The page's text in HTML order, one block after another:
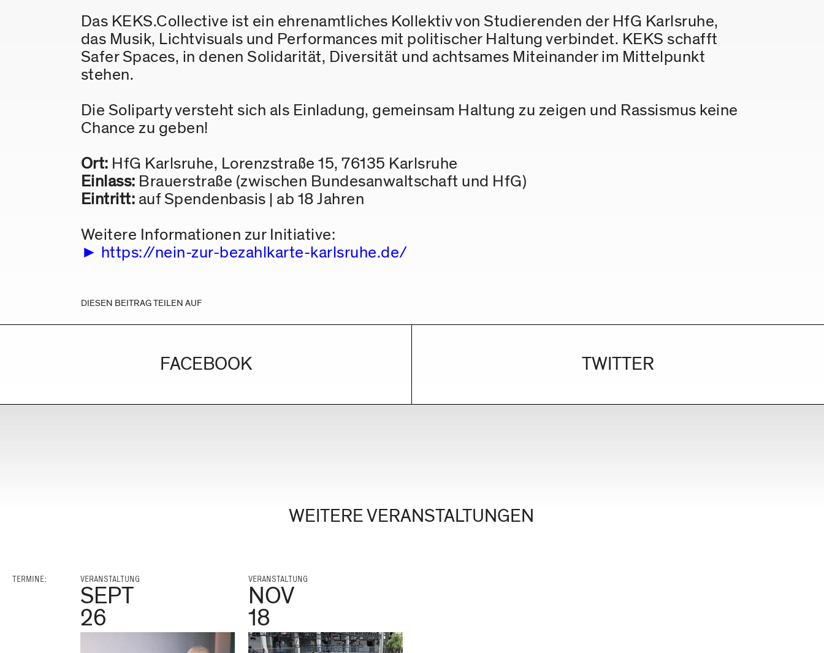
Das KEKS.Collective ist ein ehrenamtliches Kollektiv von Studierenden der HfG Karlsruhe,
das Musik, Lichtvisuals und Performances mit politischer Haltung verbindet. KEKS schafft
Safer Spaces, in denen Solidarität, Diversität und achtsames Miteinander im Mittelpunkt
stehen.
Die Soliparty versteht sich als Einladung, gemeinsam Haltung zu zeigen und Rassismus keine
Chance zu geben!
Ort: HfG Karlsruhe, Lorenzstraße 15, 76135 Karlsruhe
Einlass: Brauerstraße (zwischen Bundesanwaltschaft und HfG)
Eintritt: auf Spendenbasis | ab 18 Jahren
Weitere Informationen zur Initiative:
https://nein-zur-bezahlkarte-karlsruhe.de/
DIESEN BEITRAG TEILEN AUF
FACEBOOK TWITTER
WEITERE VERANSTALTUNGEN
TERMINE: VERANSTALTUNG
SEPT
26
VERANSTALTUNG
NOV
18